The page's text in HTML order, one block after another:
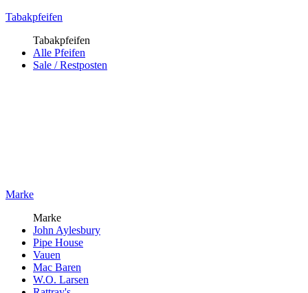
Tabakpfeifen
Tabakpfeifen
Alle Pfeifen
Sale / Restposten
Marke
Marke
John Aylesbury
Pipe House
Vauen
Mac Baren
W.O. Larsen